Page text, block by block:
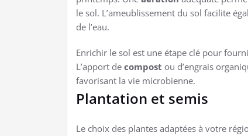
le sol. L’ameublissement du sol facilite
de l’eau.
Enrichir le sol est une étape clé pour
L’apport de compost ou d’engrais
favorisant la vie microbienne.
Plantation et semis
Le choix des plantes adaptées à votre